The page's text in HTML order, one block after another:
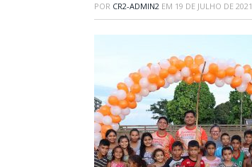
POR CR2-ADMIN2 EM 19 DE JULHO DE 2021